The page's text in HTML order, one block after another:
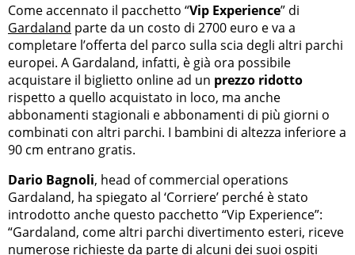
Come accennato il pacchetto “Vip Experience” di
Gardaland parte da un costo di 2700 euro e va a
completare l’offerta del parco sulla scia degli altri parchi
europei. A Gardaland, infatti, è già ora possibile
acquistare il biglietto online ad un prezzo ridotto
rispetto a quello acquistato in loco, ma anche
abbonamenti stagionali e abbonamenti di più giorni o
combinati con altri parchi. I bambini di altezza inferiore a
90 cm entrano gratis.
Dario Bagnoli, head of commercial operations
Gardaland, ha spiegato al ‘Corriere’ perché è stato
introdotto anche questo pacchetto “Vip Experience”:
“Gardaland, come altri parchi divertimento esteri, riceve
numerose richieste da parte di alcuni dei suoi ospiti